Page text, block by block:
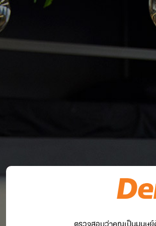
ตรวจสอบว่าคุณเป็นมนุษย์